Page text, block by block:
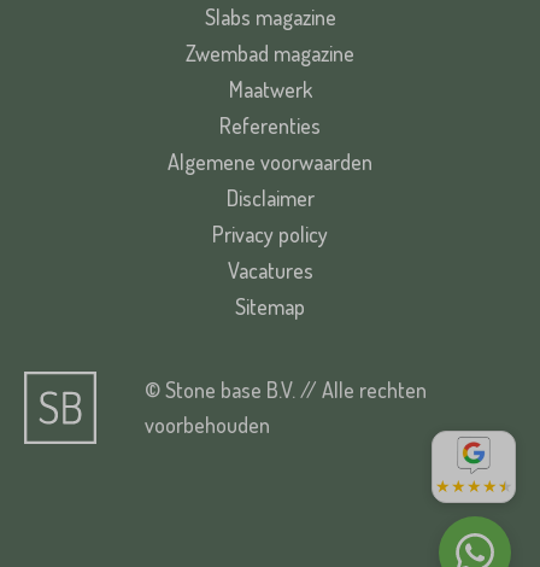
★★★★★
Slabs magazine
Zwembad magazine
Maatwerk
Referenties
Algemene voorwaarden
Disclaimer
Privacy policy
Vacatures
Sitemap
© Stone base B.V. // Alle rechten
voorbehouden